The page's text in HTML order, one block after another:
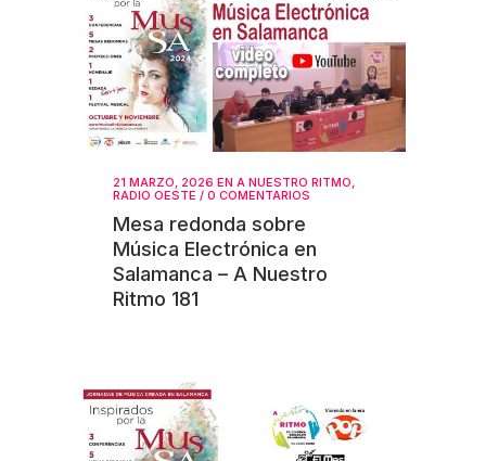
21 MARZO, 2026 EN A NUESTRO RITMO
RADIO OESTE / 0 COMENTARIOS
Mesa redonda sobre
Música Electrónica en
Salamanca – A Nuestro
Ritmo 181